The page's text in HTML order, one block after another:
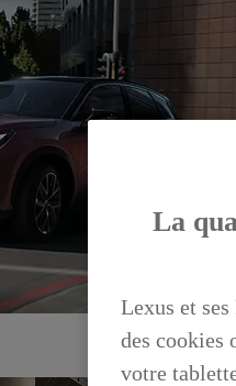
La
Lexus et
des cookies
votre